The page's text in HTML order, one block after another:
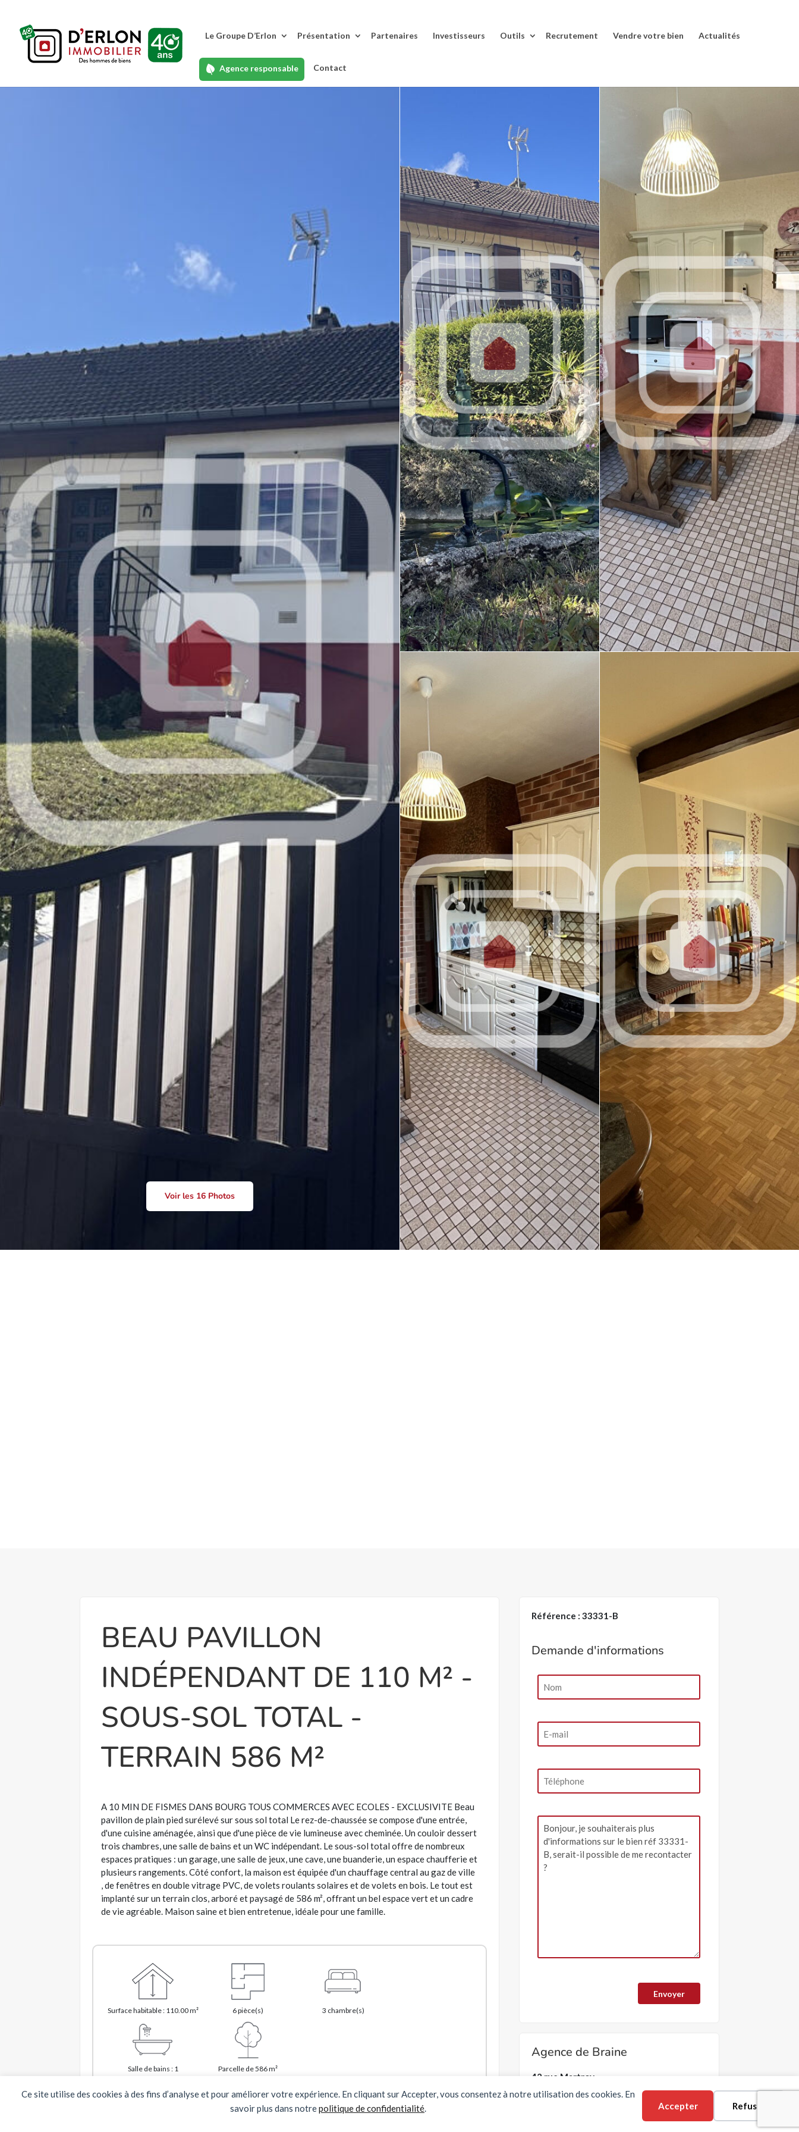
Ce site utilise des cookies à des fins d’analyse et pour améliorer votre expérience. En cliquant sur Accepter, vous consentez à notre utilisation des cookies. En
savoir plus dans notrepolitique de confidentialité. Accepter Refuser
Le Groupe D’Erlon Présentation Partenaires Investisseurs Outils Recrutement Vendre votre bien Actualités
Agence responsable Contact
Voir les 16 Photos
BEAU PAVILLON
INDÉPENDANT DE 110 M² -
SOUS-SOL TOTAL -
TERRAIN 586 M²
A 10 MIN DE FISMES DANS BOURG TOUS COMMERCES AVEC ECOLES - EXCLUSIVITE Beau
pavillon de plain pied surélevé sur sous sol total Le rez-de-chaussée se compose d'une entrée,
d'une cuisine aménagée, ainsi que d'une pièce de vie lumineuse avec cheminée. Un couloir dessert
trois chambres, une salle de bains et un WC indépendant. Le sous-sol total offre de nombreux
espaces pratiques : un garage, une salle de jeux, une cave, une buanderie, un espace chaufferie et
plusieurs rangements. Côté confort, la maison est équipée d'un chauffage central au gaz de ville
, de fenêtres en double vitrage PVC, de volets roulants solaires et de volets en bois. Le tout est
implanté sur un terrain clos, arboré et paysagé de 586 m², offrant un bel espace vert et un cadre
de vie agréable. Maison saine et bien entretenue, idéale pour une famille.
Surface habitable : 110.00 m² 6 pièce(s) 3 chambre(s)
Salle de bains : 1 Parcelle de 586 m²
Référence : 33331-B
Demande d'informations
Agence de Braine
42 rue Martroy
02220 BRAINE -
Situation
braine@erlon-immobilier.com